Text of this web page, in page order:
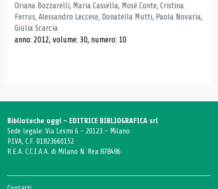
Oriana Bozzarelli, Maria Cassella, Mosé Conte, Cristina
Ferrus, Alessandro Leccese, Donatella Mutti, Paola Novaria,
Giulia Scarcia
anno: 2012, volume: 30, numero: 10
Biblioteche oggi - EDITRICE BIBLIOGRAFICA srl
Sede legale: Via Lesmi 6 - 20123 - Milano
P.IVA, C.F. 01823660152
R.E.A. C.C.I.A.A. di Milano N. Rea 878486